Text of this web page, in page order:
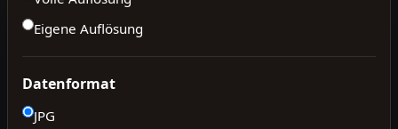
Eigene Auflösung
Datenformat
JPG